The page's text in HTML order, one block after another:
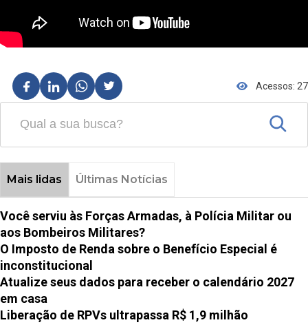
Acessos: 27
Mais lidas Últimas Notícias
Você serviu às Forças Armadas, à Polícia Militar ou
aos Bombeiros Militares?
O Imposto de Renda sobre o Benefício Especial é
inconstitucional
Atualize seus dados para receber o calendário 2027
em casa
Liberação de RPVs ultrapassa R$ 1,9 milhão